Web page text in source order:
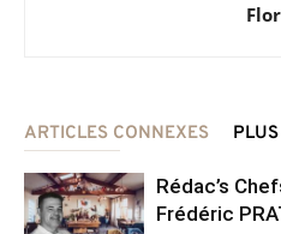
ARTICLES CONNEXES
Rédac’s
Frédéric